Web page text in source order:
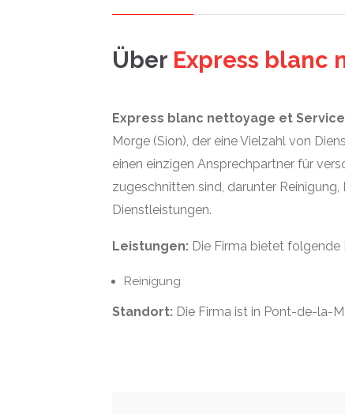
Über Express blanc
Express blanc nettoyage et
Morge (Sion), der eine Vielzahl von
einen einzigen Ansprechpartner für
zugeschnitten sind, darunter
Dienstleistungen.
Leistungen: Die Firma bietet folgende
Reinigung
Standort: Die Firma ist in Pont-de-la-